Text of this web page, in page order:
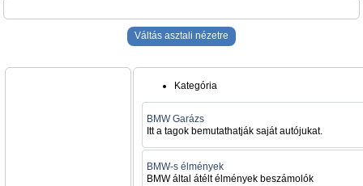
Váltás asztali nézetre
Kategória
BMW Garázs
Itt a tagok bemutathatják saját autójukat.
BMW-s élmények
BMW által átélt élmények beszámolók